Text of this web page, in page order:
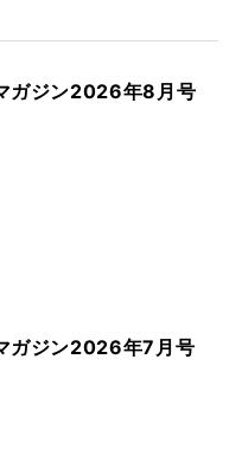
ガジン2026年8月号
ガジン2026年7月号